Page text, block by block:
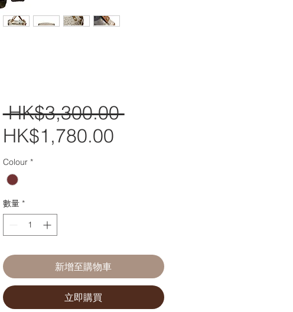
HK$3,300.00 一
HK$1,780.00促
Colour *
數量 *
新增至購物車
立即購買